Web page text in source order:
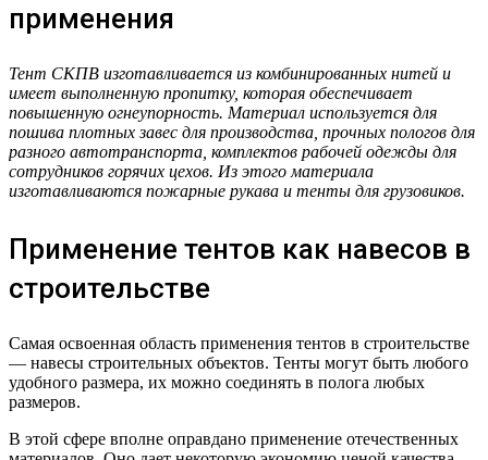
применения
Тент СКПВ изготавливается из комбинированных нитей и
имеет выполненную пропитку, которая обеспечивает
повышенную огнеупорность. Материал используется для
пошива плотных завес для производства, прочных пологов для
разного автотранспорта, комплектов рабочей одежды для
сотрудников горячих цехов. Из этого материала
изготавливаются пожарные рукава и тенты для грузовиков.
Применение тентов как навесов в
строительстве
Самая освоенная область применения тентов в строительстве
— навесы строительных объектов. Тенты могут быть любого
удобного размера, их можно соединять в полога любых
размеров.
В этой сфере вполне оправдано применение отечественных